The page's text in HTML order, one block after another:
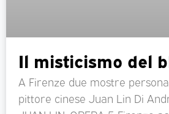
Il misticismo del
A Firenze due mostre
pittore cinese Juan Lin Di